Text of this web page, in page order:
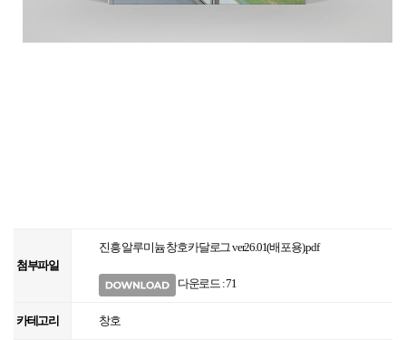
첨부파일
진흥 알루미늄 창호카달로그 ver26.01(배포용).pdf
다운로드 : 71
카테고리 창호